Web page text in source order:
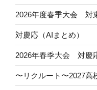
2026年度春季大会 対
対慶応（AIまとめ）
2026年春季大会 対
〜リクルート〜2027高